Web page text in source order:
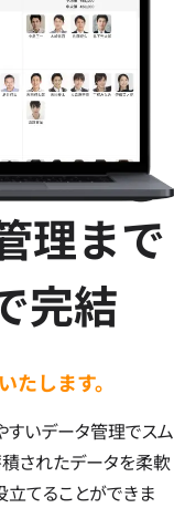
理まで
完結
します。
すいデータ管理でスム
されたデータを柔軟
立てることができま